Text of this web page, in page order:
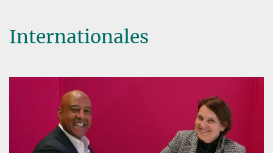
Internationales